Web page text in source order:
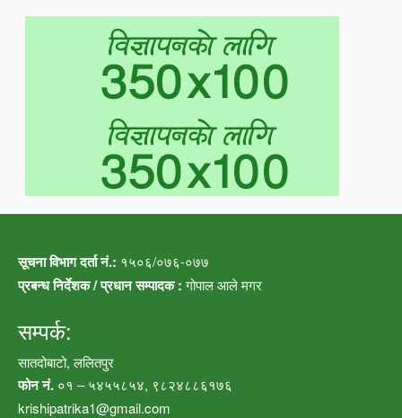
सूचना विभाग दर्ता नं.: १५०६/०७६-०७७
प्रबन्ध निर्देशक / प्रधान सम्पादक :गोपाल आले मगर
सम्पर्क:
सातदोबाटो, ललितपुर
फोन नं. ०१ – ५४५५८५४, ९८२४८८६१७६
krishipatrika1@gmail.com